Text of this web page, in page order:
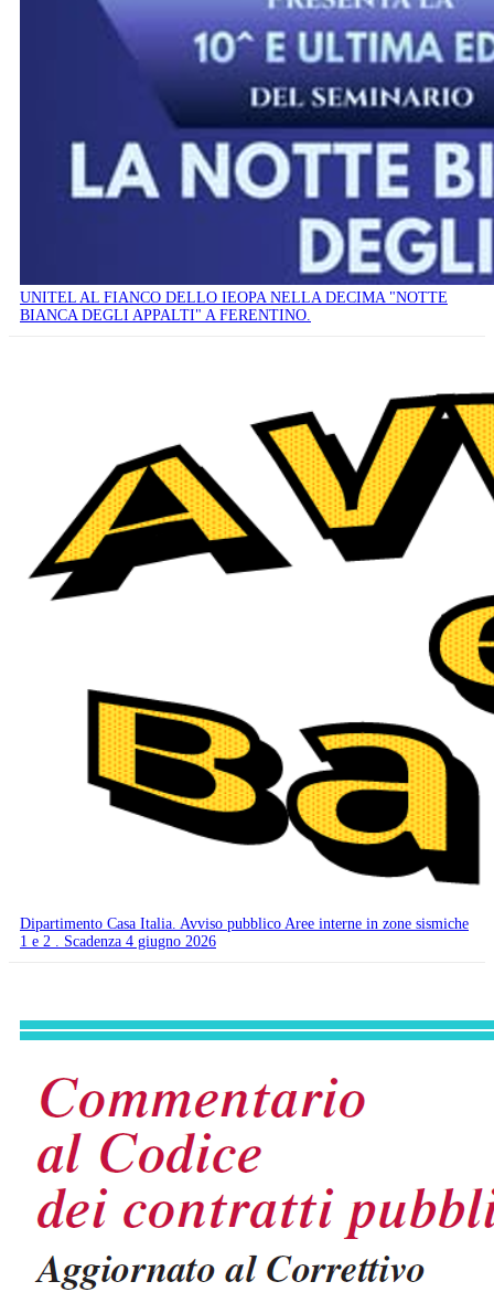
UNITEL AL FIANCO DELLO IEOPA NELLA DECIMA "NOTTE
BIANCA DEGLI APPALTI" A FERENTINO.
Dipartimento Casa Italia. Avviso pubblico Aree interne in zone sismiche
1 e 2 . Scadenza 4 giugno 2026